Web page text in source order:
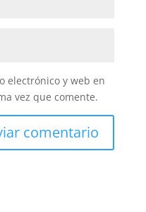
electrónico y web en
vez que comente.